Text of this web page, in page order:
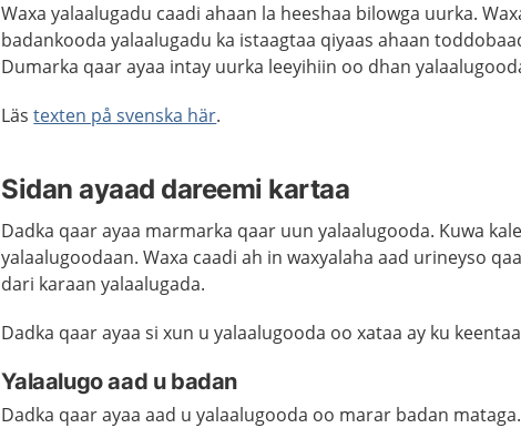
Waxa yalaalugadu caadi ahaan la heeshaa bilowga uurka.
badankooda yalaalugadu ka istaagtaa qiyaas ahaan
Dumarka qaar ayaa intay uurka leeyihiin oo dhan
Lästexten på svenska här.
Sidan ayaad dareemi kartaa
Dadka qaar ayaa marmarka qaar uun yalaalugooda. Kuwa
yalaalugoodaan. Waxa caadi ah in waxyalaha aad urineyso
dari karaan yalaalugada.
Dadka qaar ayaa si xun u yalaalugooda oo xataa ay ku
Yalaalugo aad u badan
Dadka qaar ayaa aad u yalaalugooda oo marar badan